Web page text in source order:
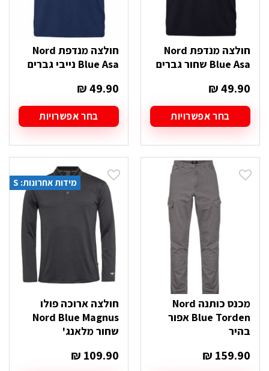
חולצה מנדפת Nord
Blue Asa שחור גברים
₪49.90
בחר אפשרויות
זה
יש
סוגים.
האפשרויות
חולצה מנדפת Nord
Blue Asa נייבי גברים
₪49.90
בחר אפשרויות
זה
יש
סוגים.
ניתן
לבחור
את
האפשרויות
בעמוד
המוצר
מכנס כותנה Nord
Blue Torden אפור
בהיר
₪ 159.90
מידות אחרונות: S
חולצה ארוכה פולו
Nord Blue Magnus
שחור מלאנג'
₪ 109.90